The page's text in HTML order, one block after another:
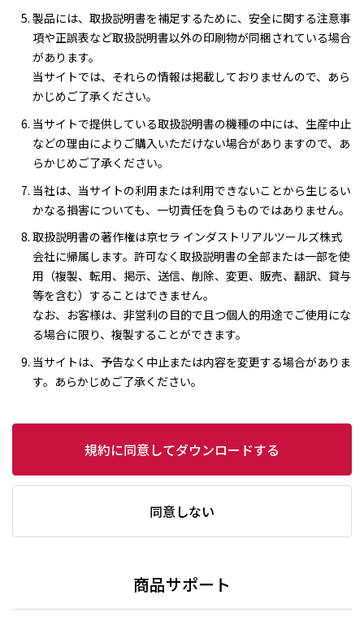
製品には、取扱説明書を補足するために、安全に関する注意事
項や正誤表など取扱説明書以外の印刷物が同梱されている場合
があります。
当サイトでは、それらの情報は掲載しておりませんので、あら
かじめご了承ください。
当サイトで提供している取扱説明書の機種の中には、生産中止
などの理由によりご購入いただけない場合がありますので、あ
らかじめご了承ください。
当社は、当サイトの利用または利用できないことから生じるい
かなる損害についても、一切責任を負うものではありません。
取扱説明書の著作権は京セラ インダストリアルツールズ株式
会社に帰属します。許可なく取扱説明書の全部または一部を使
用（複製、転用、掲示、送信、削除、変更、販売、翻訳、貸与
等を含む）することはできません。
なお、お客様は、非営利の目的で且つ個人的用途でご使用にな
る場合に限り、複製することができます。
当サイトは、予告なく中止または内容を変更する場合がありま
す。あらかじめご了承ください。
規約に同意してダウンロードする
同意しない
商品サポート